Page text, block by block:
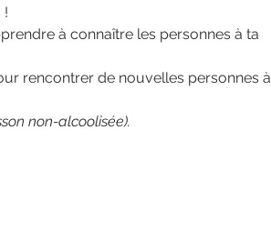
!
à connaître les personnes à ta
rencontrer de nouvelles personnes à
non-alcoolisée).